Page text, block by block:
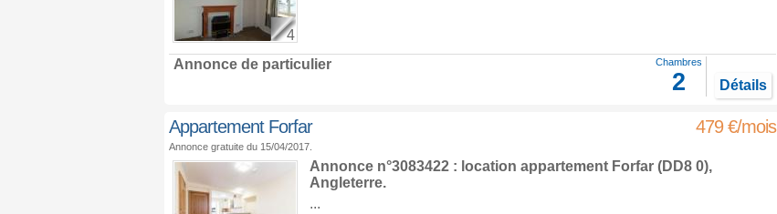
4
Annonce de particulier Chambres
2 Détails
Appartement Forfar 479 €/mois
Annonce gratuite du 15/04/2017.
Annonce n°3083422 : location appartement Forfar(DD8 0),
Angleterre.
...